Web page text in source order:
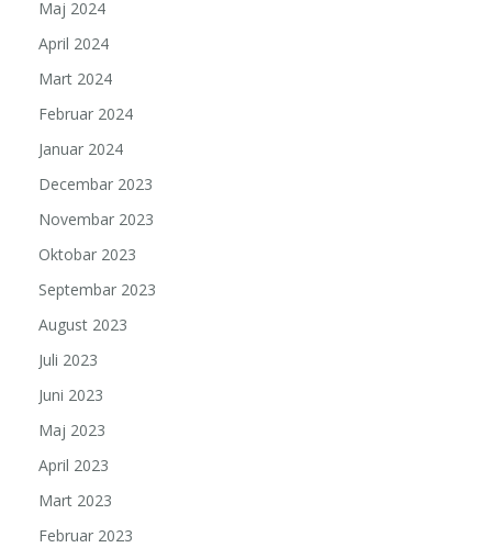
Maj 2024
April 2024
Mart 2024
Februar 2024
Januar 2024
Decembar 2023
Novembar 2023
Oktobar 2023
Septembar 2023
August 2023
Juli 2023
Juni 2023
Maj 2023
April 2023
Mart 2023
Februar 2023